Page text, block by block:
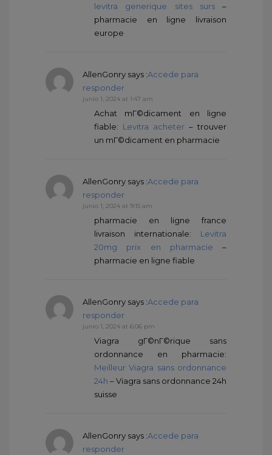
levitra generique sites surs–
pharmacie en ligne livraison
europe
AllenGonry says :Accede para
responder
junio 1, 2024 at 1:47 am
Achat mГ©dicament en ligne
fiable: Levitra acheter – trouver
un mГ©dicament en pharmacie
AllenGonry says :Accede para
responder
junio 1, 2024 at 9:15 am
pharmacie en ligne france
livraison internationale: Levitra
20mg prix en pharmacie –
pharmacie en ligne fiable
AllenGonry says :Accede para
responder
junio 1, 2024 at 6:06 pm
Viagra gГ©nГ©rique sans
ordonnance en pharmacie:
Meilleur Viagra sans ordonnance
24h – Viagra sans ordonnance 24h
suisse
AllenGonry says :Accede para
responder